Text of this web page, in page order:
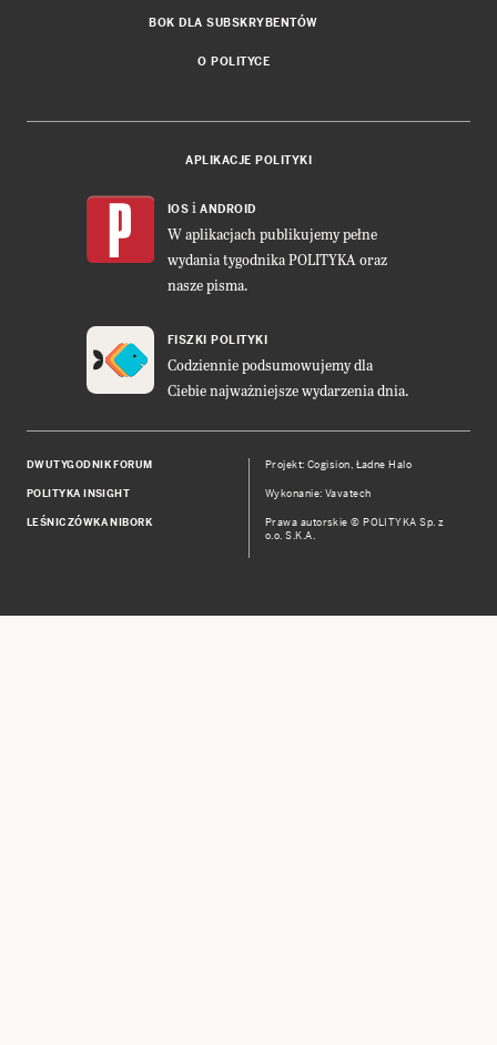
BOK DLA SUBSKRYBENTÓW
O POLITYCE
APLIKACJE POLITYKI
IOS i ANDROID
W aplikacjach publikujemy pełne
wydania tygodnika POLITYKA oraz
nasze pisma.
FISZKI POLITYKI
Codziennie podsumowujemy dla
Ciebie najważniejsze wydarzenia dnia.
DWUTYGODNIK FORUM
POLITYKA INSIGHT
LEŚNICZÓWKA NIBORK
Projekt:Cogision, Ładne Halo
Wykonanie: Vavatech
Prawa autorskie © POLITYKA Sp. z
o.o. S.K.A.